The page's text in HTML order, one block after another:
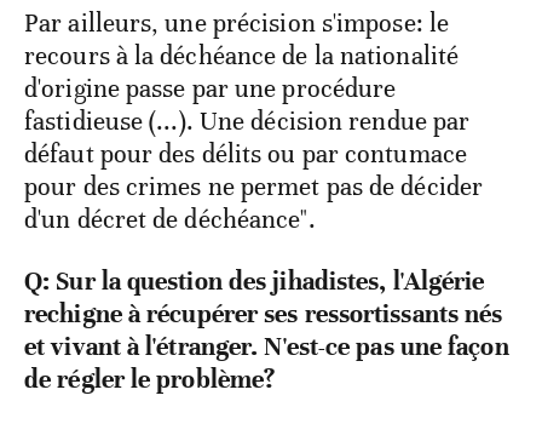
Par ailleurs, une précision s'impose: le
recours à la déchéance de la nationalité
d'origine passe par une procédure
fastidieuse (...). Une décision rendue par
défaut pour des délits ou par contumace
pour des crimes ne permet pas de décider
d'un décret de déchéance".
Q: Sur la question des jihadistes, l'Algérie
rechigne à récupérer ses ressortissants nés
et vivant à l'étranger. N'est-ce pas une façon
de régler le problème?